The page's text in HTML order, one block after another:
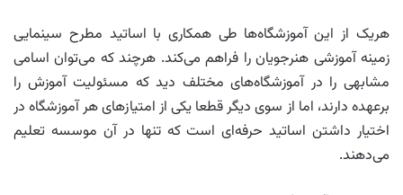
هریک از این آموزشگاه‌ها طی همکاری با اساتید مطرح سینمایی
زمینه آموزشی هنرجویان را فراهم می‌کند. هرچند که می‌توان اسامی
مشابهی را در آموزشگاه‌های مختلف دید که مسئولیت آموزش را
برعهده دارند، اما از سوی دیگر قطعا یکی از امتیازهای هر آموزشگاه در
اختیار داشتن اساتید حرفه‌ای است که تنها در آن موسسه تعلیم
می‌دهند.